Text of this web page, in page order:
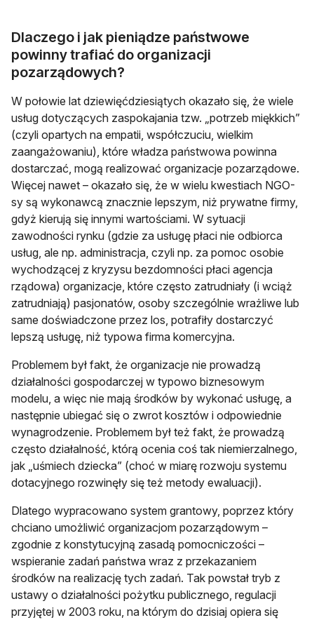
Dlaczego i jak pieniądze państwowe
powinny trafiać do organizacji
pozarządowych?
W połowie lat dziewięćdziesiątych okazało się, że wiele
usług dotyczących zaspokajania tzw. „potrzeb miękkich”
(czyli opartych na empatii, współczuciu, wielkim
zaangażowaniu), które władza państwowa powinna
dostarczać, mogą realizować organizacje pozarządowe.
Więcej nawet – okazało się, że w wielu kwestiach NGO-
sy są wykonawcą znacznie lepszym, niż prywatne firmy,
gdyż kierują się innymi wartościami. W sytuacji
zawodności rynku (gdzie za usługę płaci nie odbiorca
usług, ale np. administracja, czyli np. za pomoc osobie
wychodzącej z kryzysu bezdomności płaci agencja
rządowa) organizacje, które często zatrudniały (i wciąż
zatrudniają) pasjonatów, osoby szczególnie wrażliwe lub
same doświadczone przez los, potrafiły dostarczyć
lepszą usługę, niż typowa firma komercyjna.
Problemem był fakt, że organizacje nie prowadzą
działalności gospodarczej w typowo biznesowym
modelu, a więc nie mają środków by wykonać usługę, a
następnie ubiegać się o zwrot kosztów i odpowiednie
wynagrodzenie. Problemem był też fakt, że prowadzą
często działalność, którą ocenia coś tak niemierzalnego,
jak „uśmiech dziecka” (choć w miarę rozwoju systemu
dotacyjnego rozwinęły się też metody ewaluacji).
Dlatego wypracowano system grantowy, poprzez który
chciano umożliwić organizacjom pozarządowym –
zgodnie z konstytucyjną zasadą pomocniczości –
wspieranie zadań państwa wraz z przekazaniem
środków na realizację tych zadań. Tak powstał tryb z
ustawy o działalności pożytku publicznego, regulacji
przyjętej w 2003 roku, na którym do dzisiaj opiera się